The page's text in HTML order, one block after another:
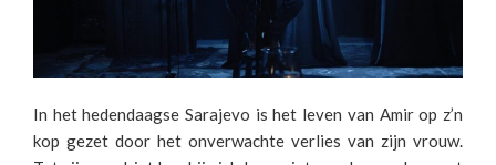
In het hedendaagse Sarajevo is het leven van Amir op z’n
kop gezet door het onverwachte verlies van zijn vrouw.